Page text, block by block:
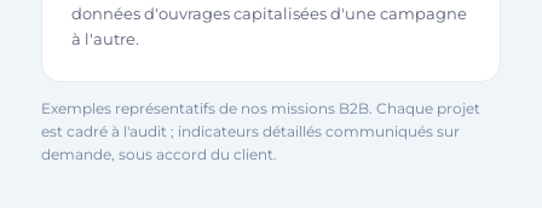
données d'ouvrages capitalisées d'une campagne
à l'autre.
Exemples représentatifs de nos missions B2B. Chaque projet
est cadré à l'audit ; indicateurs détaillés communiqués sur
demande, sous accord du client.